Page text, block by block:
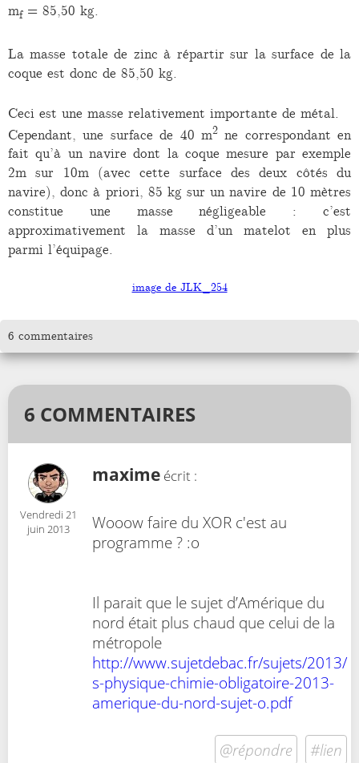
mf= 85,50 kg.
La masse totale de zinc à répartir sur la surface de la
coque est donc de 85,50 kg.
Ceci est une masse relativement importante de métal.
Cependant, une surface de 40 m2ne correspondant en
fait qu’à un navire dont la coque mesure par exemple
2m sur 10m (avec cette surface des deux côtés du
navire), donc à priori, 85 kg sur un navire de 10 mètres
constitue une masse négligeable : c’est
approximativement la masse d’un matelot en plus
parmi l’équipage.
image de JLK_254
6 commentaires
6 COMMENTAIRES
Vendredi 21
juin 2013
maxime écrit :
Wooow faire du XOR c'est au
programme ? :o
Il parait que le sujet d’Amérique du
nord était plus chaud que celui de la
métropole
http://www.sujetdebac.fr/sujets/2013/
s-physique-chimie-obligatoire-2013-
amerique-du-nord-sujet-o.pdf
@répondre #lien